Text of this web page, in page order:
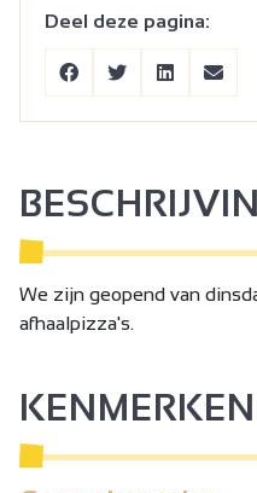
Deel deze pagina:
We zijn geopend van
afhaalpizza's.
KENMERKEN